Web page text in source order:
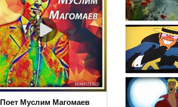
Поет Муслим Магомаев